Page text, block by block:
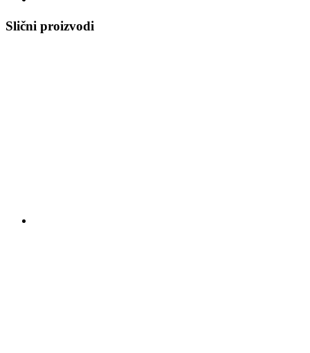
Slični proizvodi